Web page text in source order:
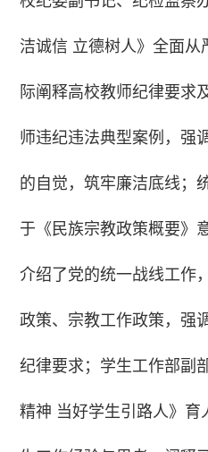
洁诚信 立德树人》全面从
际阐释高校教师纪律要求
师违纪违法典型案例，强
的自觉，筑牢廉洁底线；
于《民族宗教政策概要》
介绍了党的统一战线工作
政策、宗教工作政策，强
纪律要求；学生工作部副
精神 当好学生引路人》育